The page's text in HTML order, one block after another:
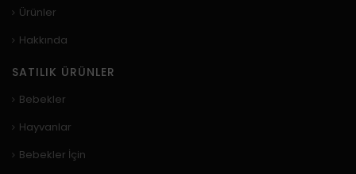
Ürünler
Hakkında
SATILIK ÜRÜNLER
Bebekler
Hayvanlar
Bebekler İçin